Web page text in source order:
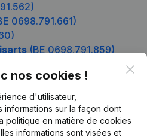
0698.791.661)
(BE 0698.791.859)
nos cookies !
d'utilisateur,
sur la façon dont
politique en matière de cookies
informations sont visées et
Produit
Informations d’entreprise